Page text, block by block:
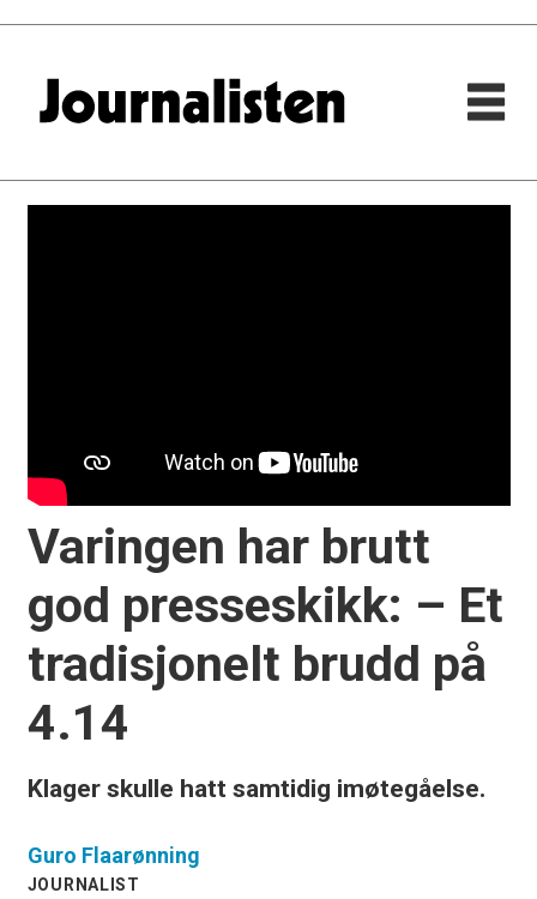
Varingen har brutt
god presseskikk: – Et
tradisjonelt brudd på
4.14
Klager skulle hatt samtidig imøtegåelse.
Guro Flaarønning
JOURNALIST